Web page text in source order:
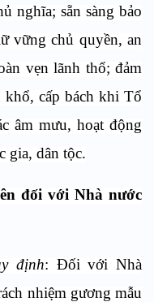
nghĩa; sẵn sàng bảo
vững chủ quyền, an
vẹn lãnh thổ; đảm
cấp bách khi Tổ
âm mưu, hoạt động
gia, dân tộc.
đối với Nhà nước
định: Đối với Nhà
nhiệm gương mẫu